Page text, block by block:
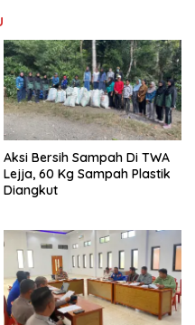
Aksi Bersih Sampah Di TWA
Lejja, 60 Kg Sampah Plastik
Diangkut